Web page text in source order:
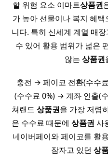
할 위험 요소 이마트상품권
가 높아 선물이나 복지 혜
니다. 특히 신세계 계열 매
수 있어 활용 범위가 넓은
않는 상품권
충전 → 페이코 전환(수수
(수수료 0%) → 계좌 인출(
쳐랜드 상품권을 가장 저렴
은 수수료 때문에 상품권 사
네이버페이와 페이코를 활
잠자고 있던 상